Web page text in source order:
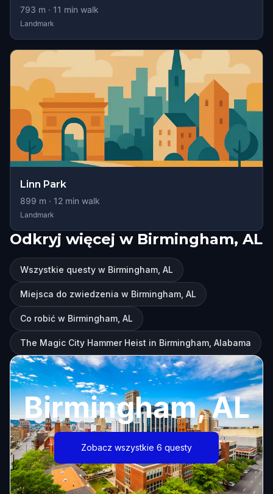
793 m · 11 min walk
Landmark
Linn Park
899 m · 12 min walk
Landmark
Odkryj więcej w Birmingham, AL
Wszystkie questy w Birmingham, AL
Miejsca do zwiedzenia w Birmingham, AL
Co robić w Birmingham, AL
The Magic City Hammer Heist in Birmingham, Alabama
Birmingham, AL
Zobacz wszystkie 6 questy